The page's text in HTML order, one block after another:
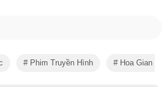
Phim Truyền Hình Hoa Gian